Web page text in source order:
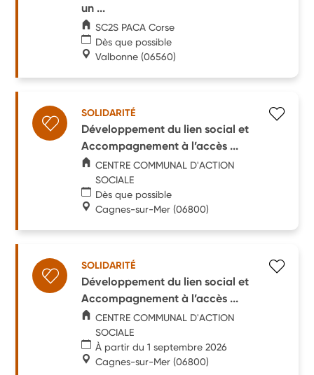
un ...
SC2S PACA Corse
Dès que possible
Valbonne (06560)
SOLIDARITÉ
Développement du lien social et
Accompagnement à l’accès ...
CENTRE COMMUNAL D'ACTION
SOCIALE
Dès que possible
Cagnes-sur-Mer (06800)
SOLIDARITÉ
Développement du lien social et
Accompagnement à l’accès ...
CENTRE COMMUNAL D'ACTION
SOCIALE
À partir du 1 septembre 2026
Cagnes-sur-Mer (06800)